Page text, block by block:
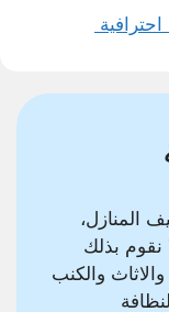
المنازل،
بذلك
والكنب